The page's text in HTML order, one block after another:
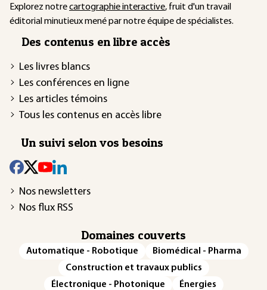
Explorez notrecartographie interactive, fruit d'un travail
éditorial minutieux mené par notre équipe de spécialistes.
Des contenus en libre accès
Les livres blancs
Les conférences en ligne
Les articles témoins
Tous les contenus en accès libre
Un suivi selon vos besoins
Nos newsletters
Nos flux RSS
Domaines couverts
Automatique - Robotique
Biomédical - Pharma
Construction et travaux publics
Électronique - Photonique
Énergies